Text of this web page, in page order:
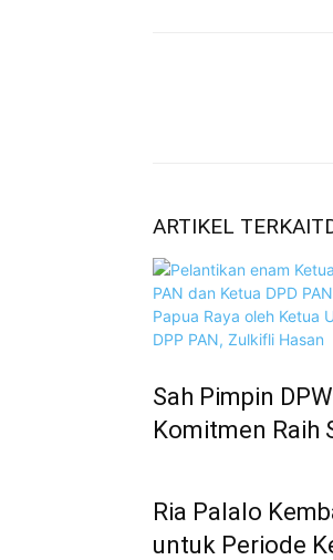
ARTIKEL TERKAIT
Sah Pimpin
Komitmen Raih
Ria Palalo
untuk Periode